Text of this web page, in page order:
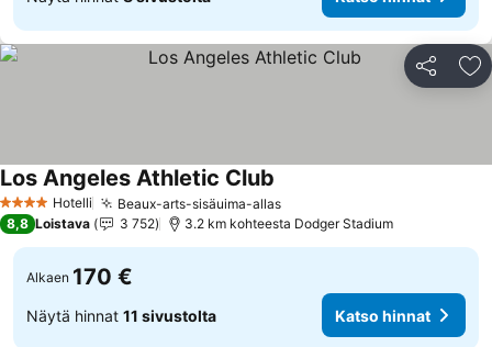
Jaa
4 Tähtiluokitus
Hotelli Beaux-arts-sisäuima-allas
Los Angeles Athletic Club
8,8 Loistava 3 752 3.2 km kohteesta Dodger Stadium
Alkaen 170 €
Näytä hinnat 11 sivustolta Katso hinnat